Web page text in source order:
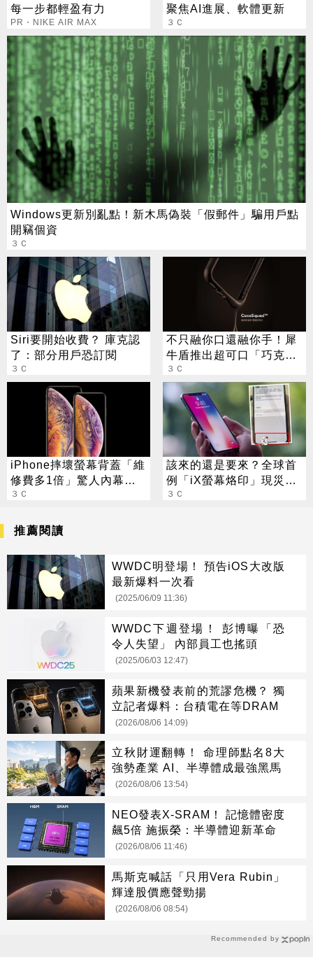
每一步都輕盈有力
PR・NIKE AIR MAX
聚焦AI進展、軟體更新
３Ｃ
Windows更新別亂點！新木馬偽裝「假郵件」騙用戶點
開竊個資
３Ｃ
Siri要開始收費？ 庫克認
了：部分用戶恐訂閱
３Ｃ
不只融你口還融你手！犀
牛盾推出超可口「巧克力
手機殼」
３Ｃ
iPhone摔壞螢幕背蓋「維
修費多1倍」驚人內幕曝
光
３Ｃ
該來的還是要來？全球首
例「iX螢幕烙印」現災情
APP圖示消不掉
３Ｃ
Recommended by
推薦閱讀
WWDC明登場！ 預告iOS大改版
最新爆料一次看
(2025/06/09 11:36)
WWDC下週登場！ 彭博曝「恐
令人失望」 內部員工也搖頭
(2025/06/03 12:47)
蘋果新機發表前的荒謬危機？ 獨
立記者爆料：台積電在等DRAM
(2026/08/06 14:09)
立秋財運翻轉！ 命理師點名8大
強勢產業 AI、半導體成最強黑馬
(2026/08/06 13:54)
NEO發表X-SRAM！ 記憶體密度
飆5倍 施振榮：半導體迎新革命
(2026/08/06 11:46)
馬斯克喊話「只用Vera Rubin」
輝達股價應聲勁揚
(2026/08/06 08:54)